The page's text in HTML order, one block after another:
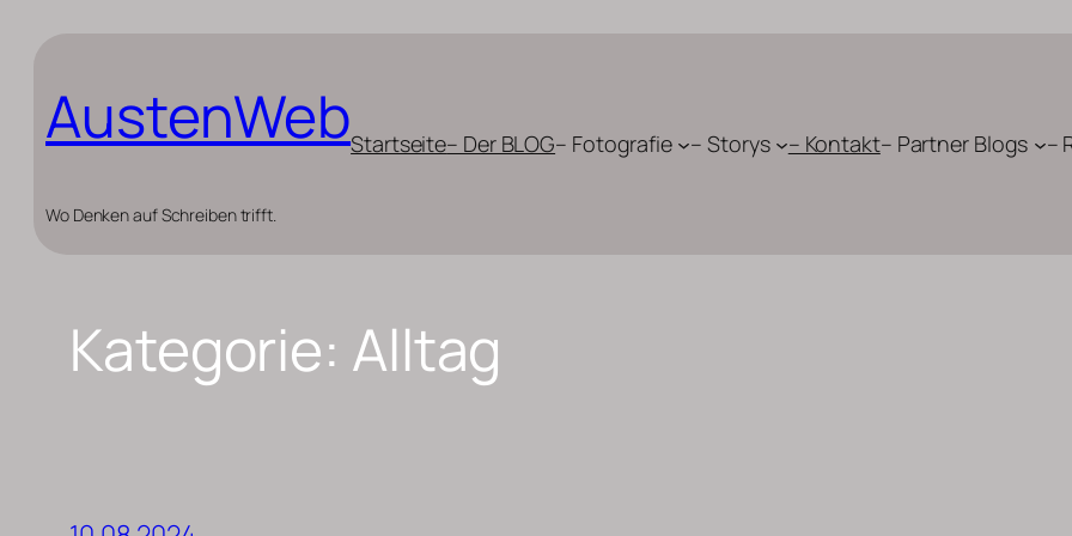
springen
AustenWeb
Wo Denken auf Schreiben trifft.
Startseite– Der BLOG– Fotografie – Storys – Kontakt– Partner Blogs –
Kategorie: Alltag